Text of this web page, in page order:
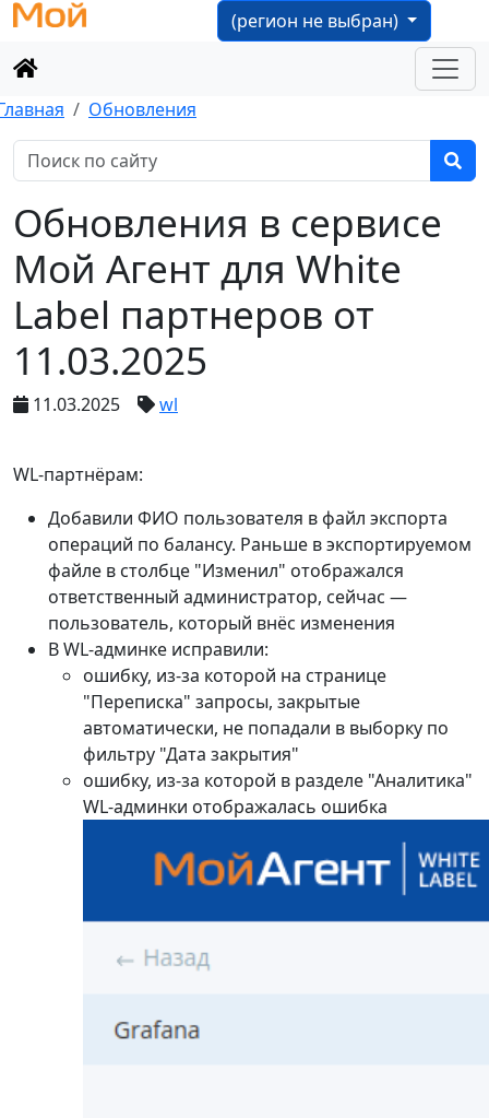
(регион не выбран)
Обновления
Обновления в сервисе
Мой Агент для White
Label партнеров от
11.03.2025
11.03.2025 wl
WL-партнёрам:
Добавили ФИО пользователя в файл экспорта
операций по балансу. Раньше в экспортируемом
файле в столбце "Изменил" отображался
ответственный администратор, сейчас —
пользователь, который внёс изменения
В WL-админке исправили:
ошибку, из-за которой на странице
"Переписка" запросы, закрытые
автоматически, не попадали в выборку по
фильтру "Дата закрытия"
ошибку, из-за которой в разделе "Аналитика"
WL-админки отображалась ошибка